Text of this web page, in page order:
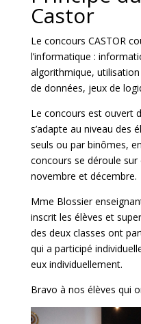
Castor
Le concours CASTOR
l’informatique :
algorithmique,
de données, jeux de
Le concours est ouvert
s’adapte au niveau des
seuls ou par binômes,
concours se déroule
novembre et décembre.
Mme Blossier
inscrit les élèves et
des deux classes ont
qui a participé
eux individuellement.
Bravo à nos élèves qui